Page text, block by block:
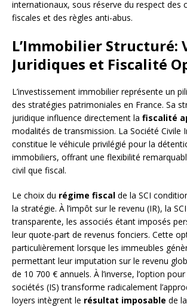
internationaux, sous réserve du respect des
fiscales et des règles anti-abus.
L’Immobilier Structuré:
Juridiques et Fiscalité
L’investissement immobilier représente un
des stratégies patrimoniales en France. Sa
juridique influence directement la fiscalité
modalités de transmission. La Société Civile
constitue le véhicule privilégié pour la
immobiliers, offrant une flexibilité
civil que fiscal.
Le choix du régime fiscal de la SCI
la stratégie. À l’impôt sur le revenu (IR), la
transparente, les associés étant imposés
leur quote-part de revenus fonciers. Cette
particulièrement lorsque les immeubles
permettant leur imputation sur le revenu
de 10 700 € annuels. À l’inverse, l’option
sociétés (IS) transforme radicalement
loyers intègrent le résultat imposable de